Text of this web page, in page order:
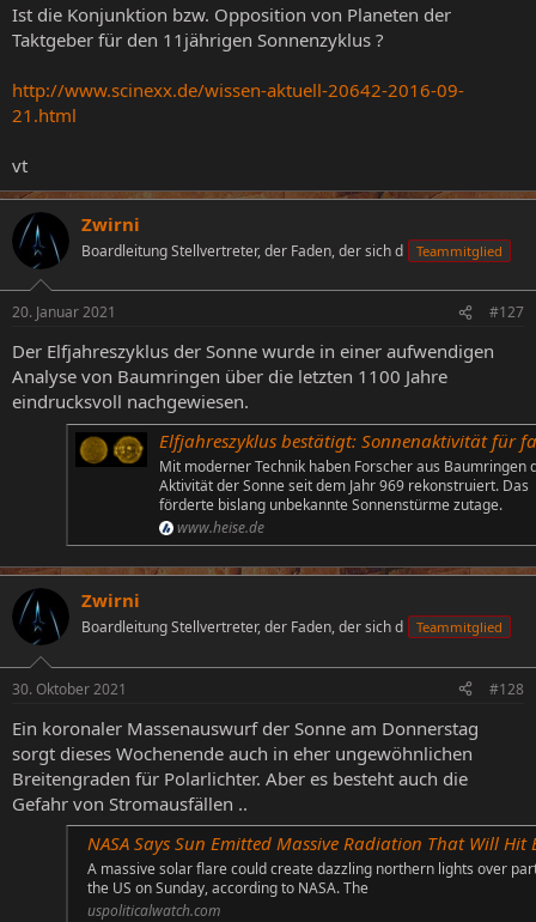
Ist die Konjunktion bzw. Opposition von Planeten der
Taktgeber für den 11jährigen Sonnenzyklus ?
http://www.scinexx.de/wissen-aktuell-20642-2016-09-
21.html
vt
Zwirni
Boardleitung Stellvertreter, der Faden, der sich d Teammitglied
20. Januar 2021 #127
Der Elfjahreszyklus der Sonne wurde in einer aufwendigen
Analyse von Baumringen über die letzten 1100 Jahre
eindrucksvoll nachgewiesen.
Elfjahreszyklus bestätigt: Sonnenaktivität für fast 1000 Jahre
Mit moderner Technik haben Forscher aus Baumringen
Aktivität der Sonne seit dem Jahr 969 rekonstruiert. Das
förderte bislang unbekannte Sonnenstürme zutage.
www.heise.de
Zwirni
Boardleitung Stellvertreter, der Faden, der sich d Teammitglied
30. Oktober 2021 #128
Ein koronaler Massenauswurf der Sonne am Donnerstag
sorgt dieses Wochenende auch in eher ungewöhnlichen
Breitengraden für Polarlichter. Aber es besteht auch die
Gefahr von Stromausfällen ..
NASA Says Sun Emitted Massive Radiation That Will Hit Earth This Weekend, Northern Lights
A massive solar flare could create dazzling northern lights over
the US on Sunday, according to NASA. The
uspoliticalwatch.com